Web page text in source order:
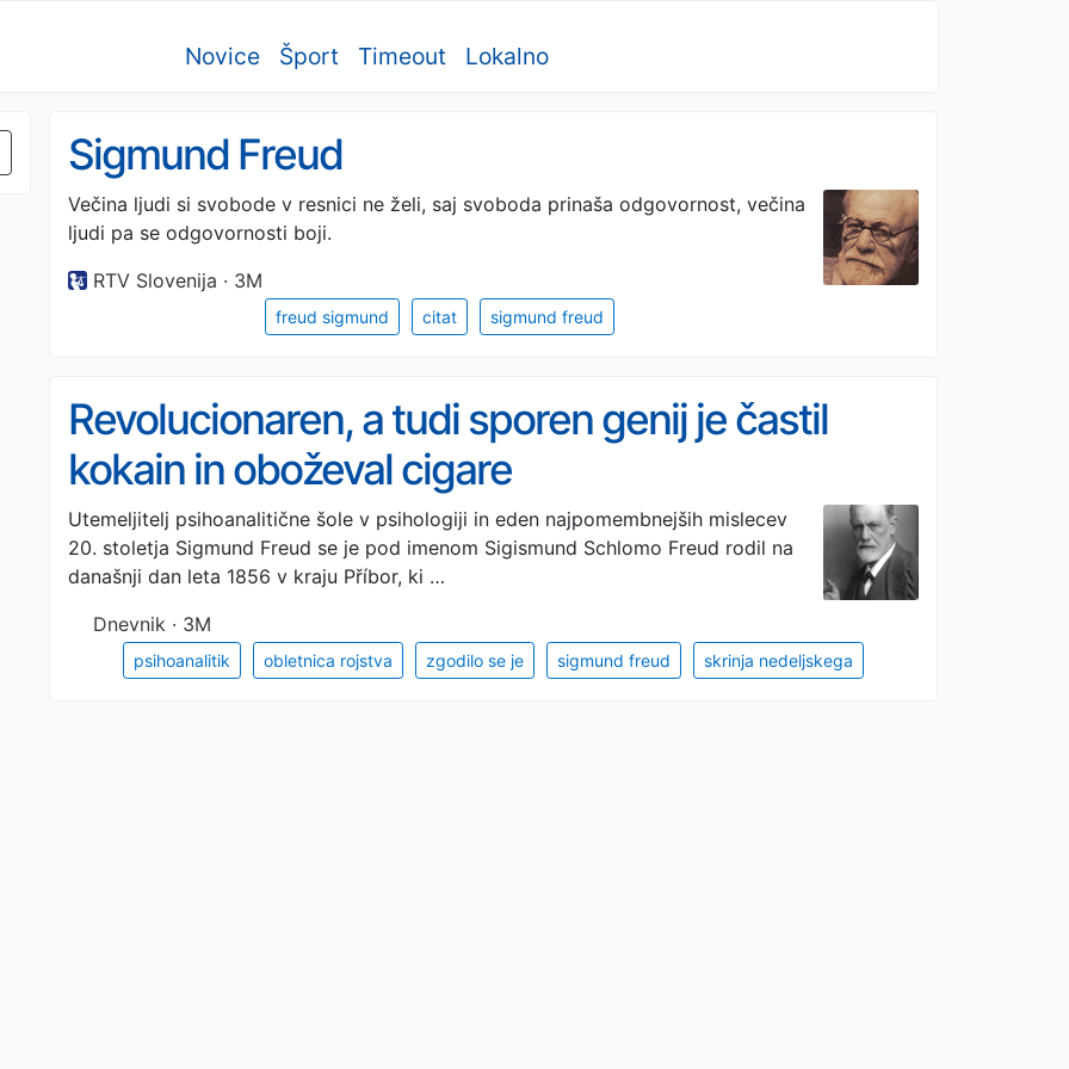
Novice Šport Timeout Lokalno
Sigmund Freud
Večina ljudi si svobode v resnici ne želi, saj svoboda prinaša odgovornost, večina
ljudi pa se odgovornosti boji.
RTV Slovenija · 3M
freud sigmund citat sigmund freud
Revolucionaren, a tudi sporen genij je častil
kokain in oboževal cigare
Utemeljitelj psihoanalitične šole v psihologiji in eden najpomembnejših mislecev
20. stoletja Sigmund Freud se je pod imenom Sigismund Schlomo Freud rodil na
današnji dan leta 1856 v kraju Příbor, ki …
Dnevnik · 3M
psihoanalitik obletnica rojstva zgodilo se je sigmund freud skrinja nedeljskega